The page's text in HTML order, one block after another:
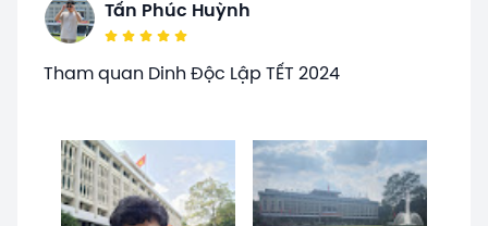
Tấn Phúc Huỳnh
Tham quan Dinh Độc Lập TẾT 2024